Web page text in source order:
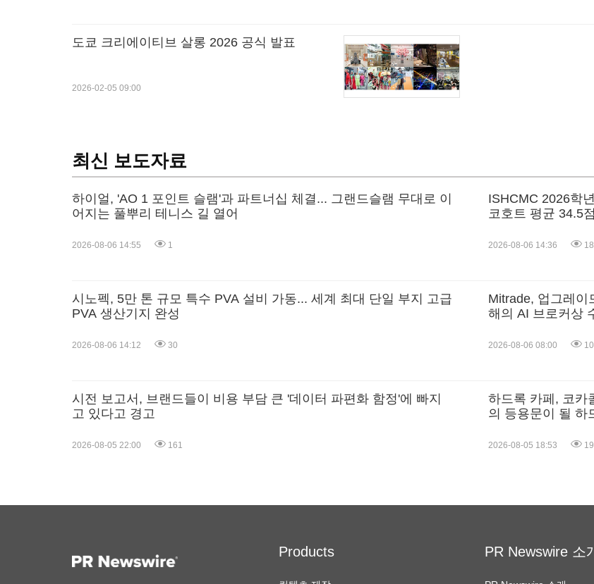
도쿄 크리에이티브 살롱 2026 공식 발표
2026-02-05 09:00
최신 보도자료
하이얼, 'AO 1 포인트 슬램'과 파트너십 체결... 그랜드슬램 무대로 이
어지는 풀뿌리 테니스 길 열어
2026-08-06 14:55 1
ISHCMC 2026학
코호트 평균 34.5
2026-08-06 14:36 18
시노펙, 5만 톤 규모 특수 PVA 설비 가동... 세계 최대 단일 부지 고급
PVA 생산기지 완성
2026-08-06 14:12 30
Mitrade, 업그레이
해의 AI 브로커상
2026-08-06 08:00
시전 보고서, 브랜드들이 비용 부담 큰 '데이터 파편화 함정'에 빠지
고 있다고 경고
2026-08-05 22:00 161
하드록 카페, 코카
의 등용문이 될 하
2026-08-05 18:53
Products PR Newswire 소